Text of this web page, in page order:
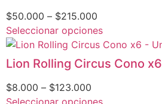
$50.000 – $215.000
Seleccionar opciones
Lion Rolling Circus Cono x6
$8.000 – $123.000
Seleccionar opciones